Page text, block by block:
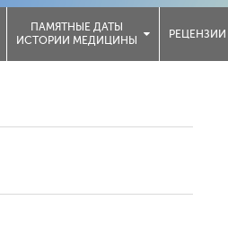
ПАМЯТНЫЕ ДАТЫ
ИСТОРИИ МЕДИЦИНЫ
РЕЦЕНЗИИ